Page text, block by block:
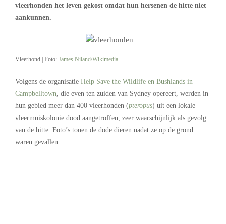
vleerhonden het leven gekost omdat hun hersenen de hitte niet
aankunnen.
Vleerhond | Foto: James Niland/Wikimedia
Volgens de organisatie Help Save the Wildlife en Bushlands in
Campbelltown , die even ten zuiden van Sydney opereert, werden in
hun gebied meer dan 400 vleerhonden (pteropus) uit een lokale
vleermuiskolonie dood aangetroffen, zeer waarschijnlijk als gevolg
van de hitte. Foto’s tonen de dode dieren nadat ze op de grond
waren gevallen.